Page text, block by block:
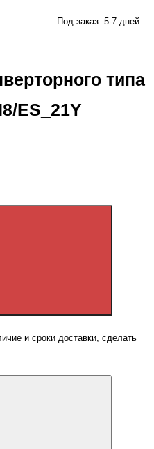
Под заказ: 5-7 дней
типа
ES_21Y
и сроки доставки, сделать